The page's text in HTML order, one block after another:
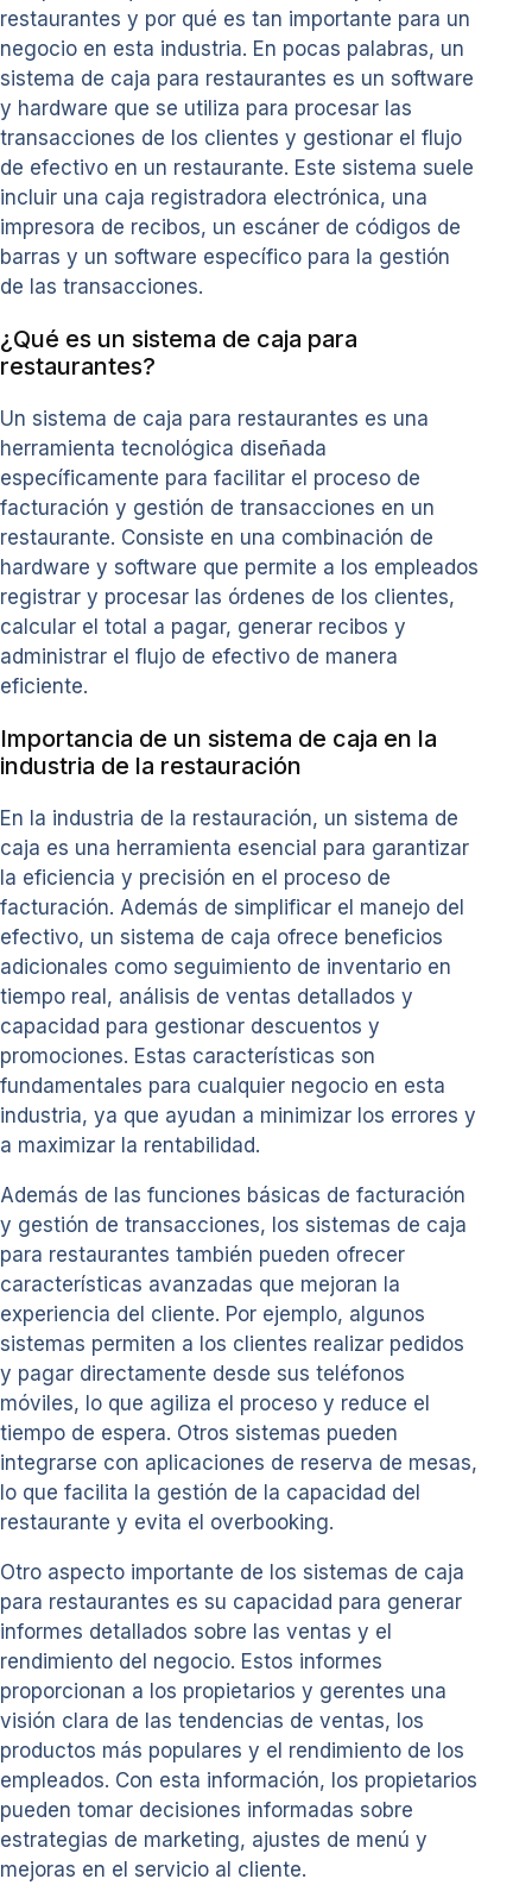
restaurantes y por qué es tan importante para un
negocio en esta industria. En pocas palabras, un
sistema de caja para restaurantes es un software
y hardware que se utiliza para procesar las
transacciones de los clientes y gestionar el flujo
de efectivo en un restaurante. Este sistema suele
incluir una caja registradora electrónica, una
impresora de recibos, un escáner de códigos de
barras y un software específico para la gestión
de las transacciones.
¿Qué es un sistema de caja para
restaurantes?
Un sistema de caja para restaurantes es una
herramienta tecnológica diseñada
específicamente para facilitar el proceso de
facturación y gestión de transacciones en un
restaurante. Consiste en una combinación de
hardware y software que permite a los empleados
registrar y procesar las órdenes de los clientes,
calcular el total a pagar, generar recibos y
administrar el flujo de efectivo de manera
eficiente.
Importancia de un sistema de caja en la
industria de la restauración
En la industria de la restauración, un sistema de
caja es una herramienta esencial para garantizar
la eficiencia y precisión en el proceso de
facturación. Además de simplificar el manejo del
efectivo, un sistema de caja ofrece beneficios
adicionales como seguimiento de inventario en
tiempo real, análisis de ventas detallados y
capacidad para gestionar descuentos y
promociones. Estas características son
fundamentales para cualquier negocio en esta
industria, ya que ayudan a minimizar los errores y
a maximizar la rentabilidad.
Además de las funciones básicas de facturación
y gestión de transacciones, los sistemas de caja
para restaurantes también pueden ofrecer
características avanzadas que mejoran la
experiencia del cliente. Por ejemplo, algunos
sistemas permiten a los clientes realizar pedidos
y pagar directamente desde sus teléfonos
móviles, lo que agiliza el proceso y reduce el
tiempo de espera. Otros sistemas pueden
integrarse con aplicaciones de reserva de mesas,
lo que facilita la gestión de la capacidad del
restaurante y evita el overbooking.
Otro aspecto importante de los sistemas de caja
para restaurantes es su capacidad para generar
informes detallados sobre las ventas y el
rendimiento del negocio. Estos informes
proporcionan a los propietarios y gerentes una
visión clara de las tendencias de ventas, los
productos más populares y el rendimiento de los
empleados. Con esta información, los propietarios
pueden tomar decisiones informadas sobre
estrategias de marketing, ajustes de menú y
mejoras en el servicio al cliente.